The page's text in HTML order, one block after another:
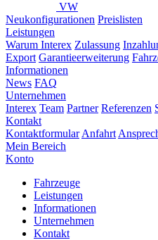
VW
Neukonfigurationen Preislisten
Leistungen
Warum Interex Zulassung
Export Garantieerweiterung
Informationen
News FAQ
Unternehmen
Interex Team Partner Referenzen
Kontakt
Kontaktformular Anfahrt
Mein Bereich
Konto
Fahrzeuge
Leistungen
Informationen
Unternehmen
Kontakt